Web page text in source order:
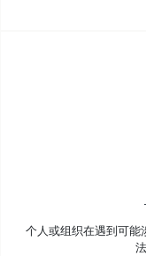
个人或组织在遇到可能